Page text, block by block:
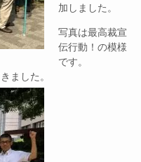
加しました。
写真は最高裁宣
伝行動！の模様
です。
きました。